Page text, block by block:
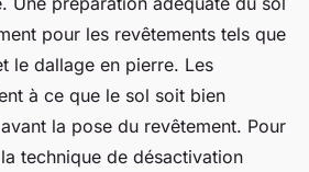
pour les revêtements tels que
le dallage en pierre. Les
à ce que le sol soit bien
la pose du revêtement. Pour
technique de désactivation